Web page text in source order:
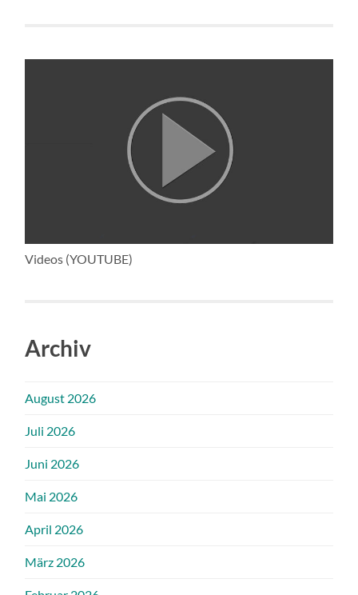
Videos (YOUTUBE)
Archiv
August 2026
Juli 2026
Juni 2026
Mai 2026
April 2026
März 2026